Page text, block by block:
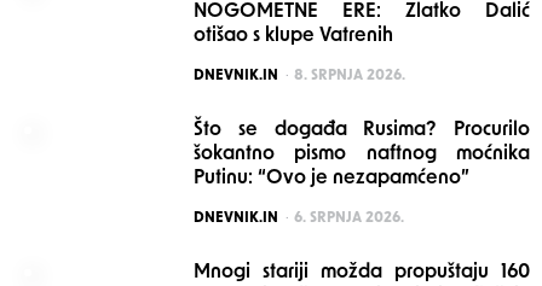
NOGOMETNE ERE: Zlatko Dalić
otišao s klupe Vatrenih
POSTED
DNEVNIK.IN 8. SRPNJA 2026.
Što se događa Rusima? Procurilo
šokantno pismo naftnog moćnika
Putinu: “Ovo je nezapamćeno”
POSTED
DNEVNIK.IN 6. SRPNJA 2026.
Mnogi stariji možda propuštaju 160